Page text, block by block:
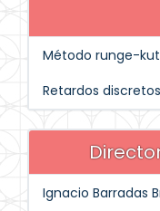
Método runge-
Retardos discretos
Ignacio Barradas